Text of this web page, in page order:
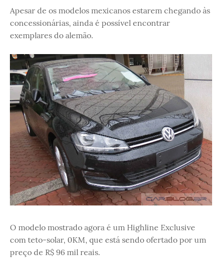
Apesar de os modelos mexicanos estarem chegando às
concessionárias, ainda é possível encontrar
exemplares do alemão.
O modelo mostrado agora é um Highline Exclusive
com teto-solar, 0KM, que está sendo ofertado por um
preço de R$ 96 mil reais.